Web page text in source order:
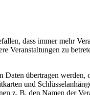
dass immer mehr
Veranstaltungen zu
übertragen werden,
und
z. B. den Namen der